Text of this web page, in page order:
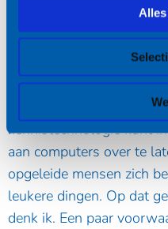
Goed opgeleide
doen
“Goed opgeleide
te vinden en te binden
wil je deze mensen
kennistechnologie kunt
aan computers over te
opgeleide mensen zich
leukere dingen. Op dat
denk ik. Een paar